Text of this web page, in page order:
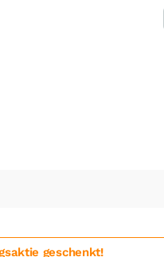
geschenkt!